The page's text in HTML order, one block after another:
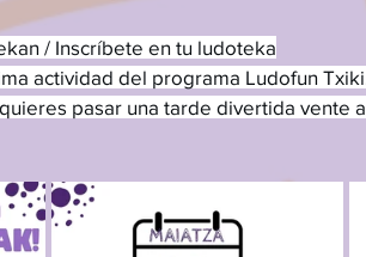
/ Inscríbete en tu ludoteka
actividad del programa Ludofun
pasar una tarde divertida vente a